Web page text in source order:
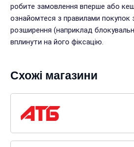
робите замовлення вперше або
ознайомтеся з правилами покупок
розширення (наприклад
вплинути на його фіксацію.
Схожі магазини